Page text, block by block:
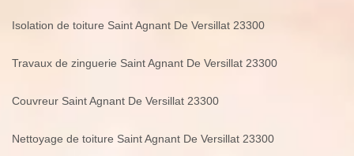
Isolation de toiture Saint Agnant De Versillat 23300
Travaux de zinguerie Saint Agnant De Versillat 23300
Couvreur Saint Agnant De Versillat 23300
Nettoyage de toiture Saint Agnant De Versillat 23300